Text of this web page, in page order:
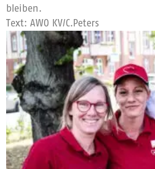
bleiben.
Text: AWO KV/C.Peters